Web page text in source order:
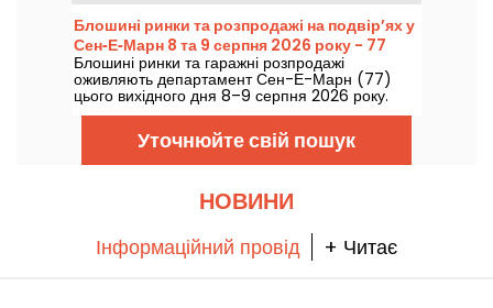
на веселих майстер-класах!
Блошині ринки та розпродажі на подвір’ях у
Сен‑Е‑Марн 8 та 9 серпня 2026 року - 77
Блошині ринки та гаражні розпродажі
оживляють департамент Сен-Е-Марн (77)
цього вихідного дня 8–9 серпня 2026 року.
Подаємо огляд запланованих подій, що
Уточнюйте свій пошук
НОВИНИ
Інформаційний провід + Читає